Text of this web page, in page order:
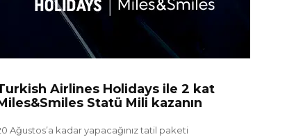
Airlines Holidays ile 2 kat
Statü Mili kazanın
Ağustos’a kadar yapacağınız tatil paketi